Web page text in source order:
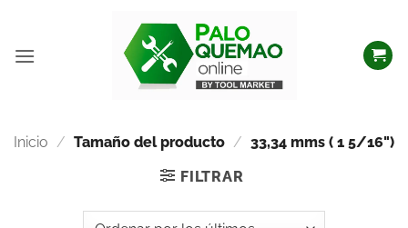
Inicio / Tamaño del producto / 33,34 mms ( 1 5/16")
FILTRAR